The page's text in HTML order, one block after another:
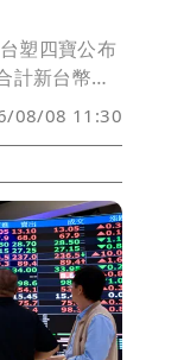
受惠AI風潮創
塑四寶公布
計新台幣
年增
助攻下，
量齊揚，月
營收創下近
08/08 11:30